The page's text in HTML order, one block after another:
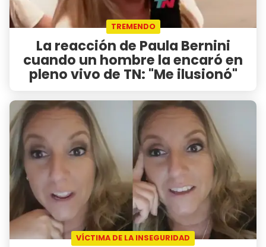
TREMENDO
La reacción de Paula Bernini
cuando un hombre la encaró en
pleno vivo de TN: "Me ilusionó"
VÍCTIMA DE LA INSEGURIDAD